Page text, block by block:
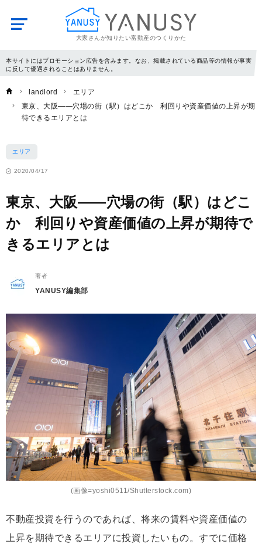
大家さんが知りたい富動産のつくりかた
YANUSY
本サイトにはプロモーション広告を含みます。なお、掲載されている商品等の情報が事実
に反して優遇されることはありません。
landlord
エリア
東京、大阪――穴場の街（駅）はどこか 利回りや資産価値の上昇が期
待できるエリアとは
エリア
2020/04/17
東京、大阪――穴場の街（駅）はどこ
か 利回りや資産価値の上昇が期待で
きるエリアとは
著者
YANUSY編集部
(画像=yoshi0511/Shutterstock.com)
不動産投資を行うのであれば、将来の賃料や資産価値の
上昇を期待できるエリアに投資したいもの。すでに価格